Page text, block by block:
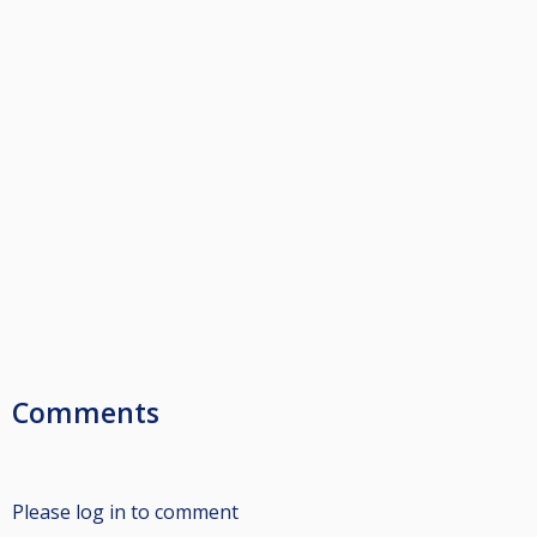
Comments
Please log in to comment